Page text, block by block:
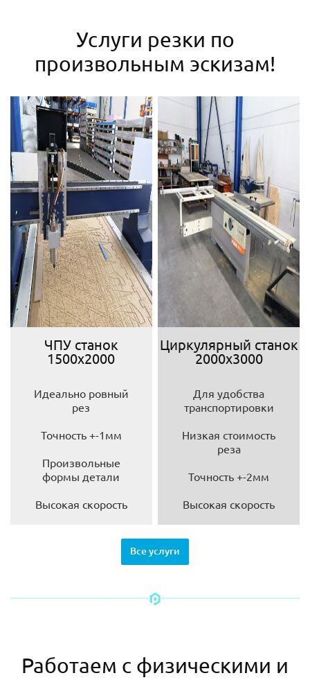
Услуги резки по
произвольным эскизам!
ЧПУ станок
1500х2000
Идеально ровный
рез
Точность +-1мм
Произвольные
формы детали
Высокая скорость
Циркулярный станок
2000х3000
Для удобства
транспортировки
Низкая стоимость
реза
Точность +-2мм
Высокая скорость
Все услуги
Работаем с физическими и